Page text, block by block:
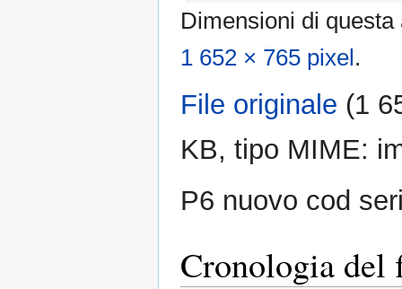
Dimensioni di
1 652 × 765 pixel.
File originale (1
KB, tipo MIME:
P6 nuovo cod
Cronologia del